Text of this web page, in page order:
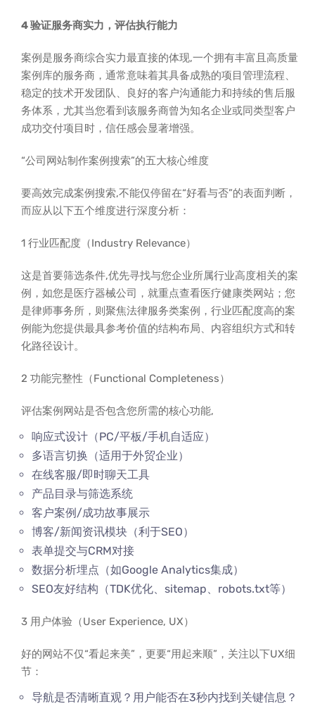
4 验证服务商实力，评估执行能力
案例是服务商综合实力最直接的体现,一个拥有丰富且高质量
案例库的服务商，通常意味着其具备成熟的项目管理流程、
稳定的技术开发团队、良好的客户沟通能力和持续的售后服
务体系，尤其当您看到该服务商曾为知名企业或同类型客户
成功交付项目时，信任感会显著增强。
“公司网站制作案例搜索”的五大核心维度
要高效完成案例搜索,不能仅停留在“好看与否”的表面判断，
而应从以下五个维度进行深度分析：
1 行业匹配度（Industry Relevance）
这是首要筛选条件,优先寻找与您企业所属行业高度相关的案
例，如您是医疗器械公司，就重点查看医疗健康类网站；您
是律师事务所，则聚焦法律服务类案例，行业匹配度高的案
例能为您提供最具参考价值的结构布局、内容组织方式和转
化路径设计。
2 功能完整性（Functional Completeness）
评估案例网站是否包含您所需的核心功能,
响应式设计（PC/平板/手机自适应）
多语言切换（适用于外贸企业）
在线客服/即时聊天工具
产品目录与筛选系统
客户案例/成功故事展示
博客/新闻资讯模块（利于SEO）
表单提交与CRM对接
数据分析埋点（如Google Analytics集成）
SEO友好结构（TDK优化、sitemap、robots.txt等）
3 用户体验（User Experience, UX）
好的网站不仅“看起来美”，更要“用起来顺”，关注以下UX细
节：
导航是否清晰直观？用户能否在3秒内找到关键信息？